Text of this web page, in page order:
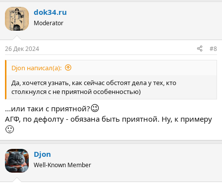
dok34.ru
Moderator
26 Дек 2024 #8
Djon написал(а):
Да, хочется узнать, как сейчас обстоят дела у тех, кто
столкнулся с не приятной особенностью)
...или таки с приятной?😉
АГФ, по дефолту - обязана быть приятной. Ну, к примеру
🙂
Djon
Well-Known Member